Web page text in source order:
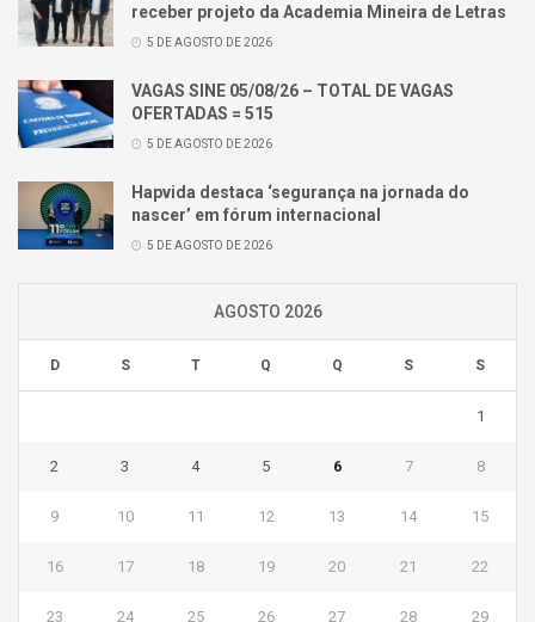
receber projeto da Academia Mineira de Letras
5 DE AGOSTO DE 2026
VAGAS SINE 05/08/26 – TOTAL DE VAGAS
OFERTADAS = 515
5 DE AGOSTO DE 2026
Hapvida destaca ‘segurança na jornada do
nascer’ em fórum internacional
5 DE AGOSTO DE 2026
AGOSTO 2026
D S T Q Q S S
1
2 3 4 5 6 7 8
9 10 11 12 13 14 15
16 17 18 19 20 21 22
23 24 25 26 27 28 29